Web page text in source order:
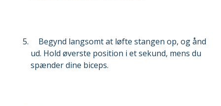
Begynd langsomt at løfte stangen op, og ånd
ud. Hold øverste position i et sekund, mens du
spænder dine biceps.